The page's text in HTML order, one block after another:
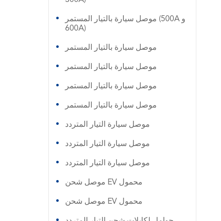
موصل سيارة بالتيار المستمر (500A و
600A)
موصل سيارة بالتيار المستمر
موصل سيارة بالتيار المستمر
موصل سيارة بالتيار المستمر
موصل سيارة بالتيار المستمر
موصل سيارة التيار المتردد
موصل سيارة التيار المتردد
موصل سيارة التيار المتردد
موصل شحن EV محمول
موصل شحن EV محمول